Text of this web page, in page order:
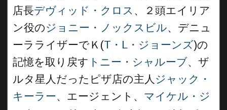
店長デヴィッド・クロス 、２頭エイリア
ン役のジョニー・ノックスビル、デニュ
ーラライザーでＫ(T・L・ジョーンズ)の
記憶を取り戻す トニー・シャルーブ、ザ
ルタ星人だったピザ店の主人 ジャック・
キーラー、エージェント、 マイケル・ジ